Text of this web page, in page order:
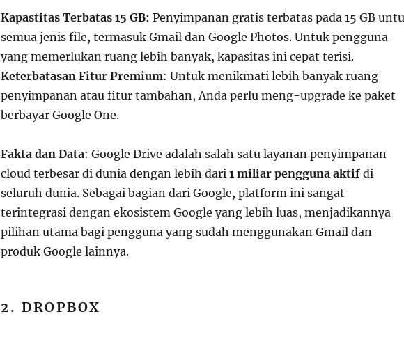
Kapastitas Terbatas 15 GB: Penyimpanan gratis terbatas pada 15 GB
semua jenis file, termasuk Gmail dan Google Photos. Untuk pengguna
yang memerlukan ruang lebih banyak, kapasitas ini cepat terisi.
Keterbatasan Fitur Premium: Untuk menikmati lebih banyak ruang
penyimpanan atau fitur tambahan, Anda perlu meng-upgrade ke paket
berbayar Google One.
Fakta dan Data: Google Drive adalah salah satu layanan penyimpanan
cloud terbesar di dunia dengan lebih dari 1 miliar pengguna aktifdi
seluruh dunia. Sebagai bagian dari Google, platform ini sangat
terintegrasi dengan ekosistem Google yang lebih luas, menjadikannya
pilihan utama bagi pengguna yang sudah menggunakan Gmail dan
produk Google lainnya.
2. DROPBOX